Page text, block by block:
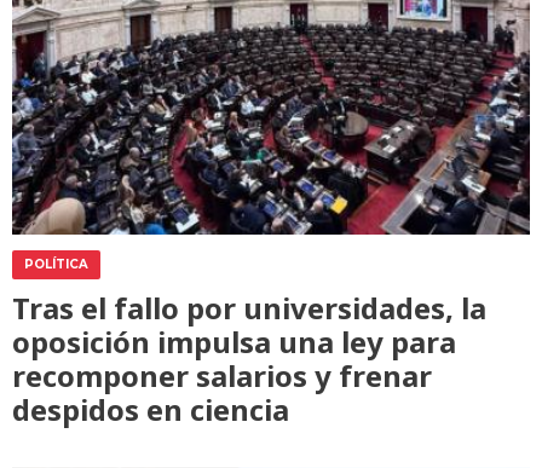
POLÍTICA
Tras el fallo por universidades, la
oposición impulsa una ley para
recomponer salarios y frenar
despidos en ciencia